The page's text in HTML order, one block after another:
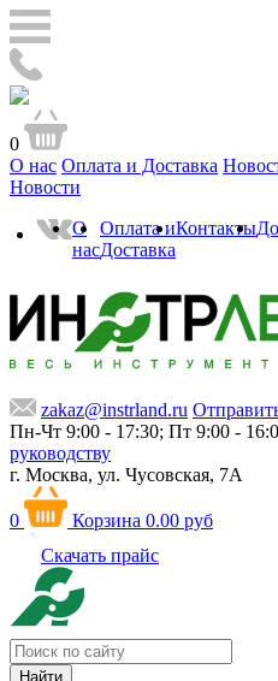
0
О нас Оплата и Доставка
Новости
О
нас
Оплата и
Доставка
Контакты
zakaz@instrland.ru
Пн-Чт 9:00 - 17:30; Пт 9:00 -
руководству
г. Москва, ул. Чусовская, 7А
0 Корзина 0.00 руб
Скачать прайс